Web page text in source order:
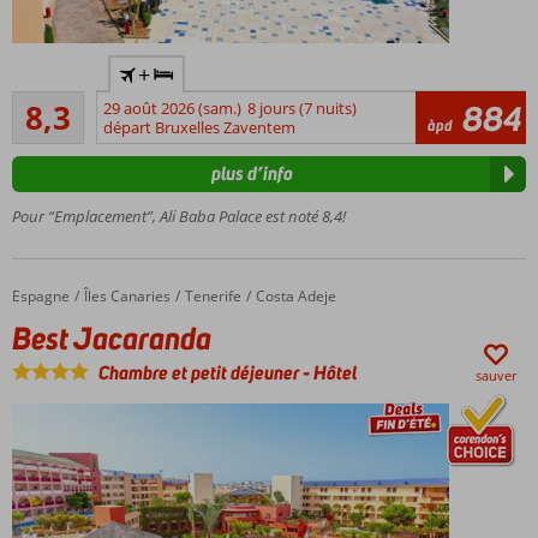
accueillir
jusqu'à 6
personnes
Parc
aquatique,
mini-club,
encore
gratuit au
parc
aquatique
chambres
familiales
pouvez
même
y faire
du
une excursion
gratuite est
offerte !*
8,3
Très bon
588
commentaires
+
29 août 2026 (sam.) 8 jours (7 nuits)
départ Bruxelles Zaventem
àpd 884
Pour “Emplacement”, Ali Baba Palace est noté 8,4!
plus d’info
Accueil
Espagne Îles Canaries Tenerife Costa Adeje
Best Jacaranda
Best Jacaranda
Chambre et petit déjeuner-Hôtel sauver